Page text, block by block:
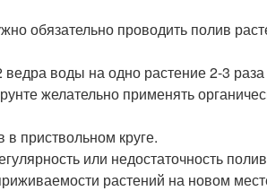
обязательно проводить полив
воды на одно растение 2-3
желательно применять
приствольном круге.
или недостаточность
растений на новом